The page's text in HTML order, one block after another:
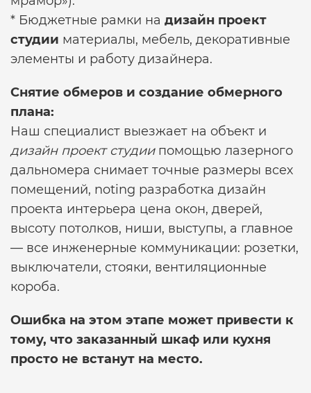
* Бюджетные рамки на дизайн проект
студии материалы, мебель, декоративные
элементы и работу дизайнера.
Снятие обмеров и создание обмерного
плана:
Наш специалист выезжает на объект и
дизайн проект студиипомощью лазерного
дальномера снимает точные размеры всех
помещений, noting разработка дизайн
проекта интерьера цена окон, дверей,
высоту потолков, ниши, выступы, а главное
— все инженерные коммуникации: розетки,
выключатели, стояки, вентиляционные
короба.
Ошибка на этом этапе может привести к
тому, что заказанный шкаф или кухня
просто не встанут на место.